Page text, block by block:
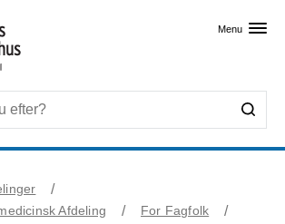
Menu
Afdeling
For Fagfolk